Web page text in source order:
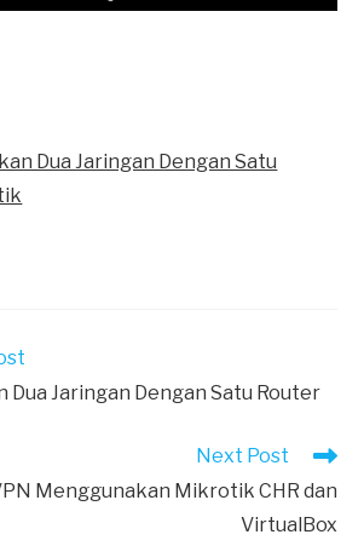
Dua Jaringan Dengan Satu
Dua Jaringan Dengan Satu Router
Next Post
Menggunakan Mikrotik CHR dan
VirtualBox